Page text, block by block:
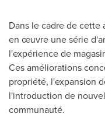
Dans le cadre de
en œuvre une série
l'expérience de
Ces améliorations
propriété, l'expansion
l'introduction de
communauté.